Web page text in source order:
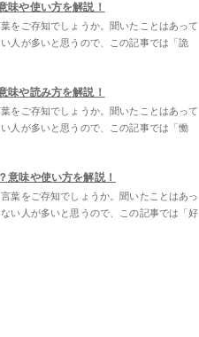
味や使い方を解説！
葉をご存知でしょうか。聞いたことはあって
人が多いと思うので、この記事では「詭
味や読み方を解説！
葉をご存知でしょうか。聞いたことはあって
人が多いと思うので、この記事では「慟
意味や使い方を解説！
言葉をご存知でしょうか。聞いたことはあっ
い人が多いと思うので、この記事では「好